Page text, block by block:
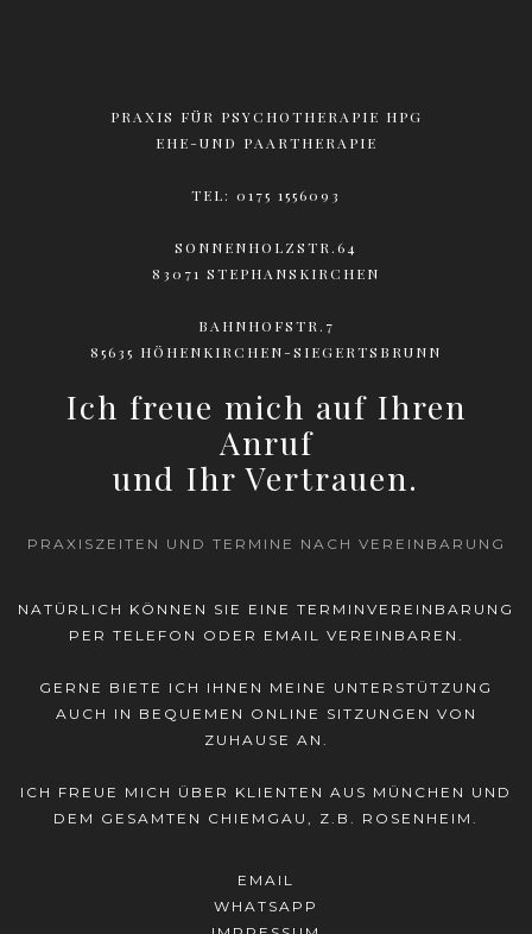
PRAXIS FÜR PSYCHOTHERAPIE HPG
EHE-UND PAARTHERAPIE
TEL: 0175 1556093
SONNENHOLZSTR.64
83071 STEPHANSKIRCHEN
BAHNHOFSTR.7
85635 HÖHENKIRCHEN-SIEGERTSBRUNN
Ich freue mich auf Ihren
Anruf
und Ihr Vertrauen.
PRAXISZEITEN UND TERMINE NACH VEREINBARUNG
NATÜRLICH KÖNNEN SIE EINE TERMINVEREINBARUNG
PER TELEFON ODER EMAIL VEREINBAREN.
GERNE BIETE ICH IHNEN MEINE UNTERSTÜTZUNG
AUCH IN BEQUEMEN ONLINE SITZUNGEN VON
ZUHAUSE AN.
ICH FREUE MICH ÜBER KLIENTEN AUS MÜNCHEN UND
DEM GESAMTEN CHIEMGAU, Z.B. ROSENHEIM.
EMAIL
WHATSAPP